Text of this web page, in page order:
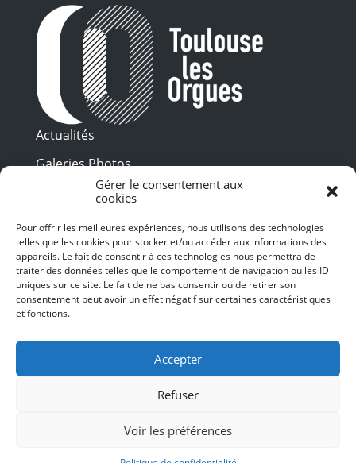
Gérer le consentement aux
cookies
Pour offrir les meilleures expériences, nous utilisons des technologies
telles que les cookies pour stocker et/ou accéder aux informations des
appareils. Le fait de consentir à ces technologies nous permettra de
traiter des données telles que le comportement de navigation ou les ID
uniques sur ce site. Le fait de ne pas consentir ou de retirer son
consentement peut avoir un effet négatif sur certaines caractéristiques
et fonctions.
Accepter
Refuser
Voir les préférences
Actualités
Galeries Photos
Vidéothèque
Presse
Programme PDF
Billetterie
Recrutement
Mentions légales
Politique de confidentialité
SUIVEZ-NOUS
© 2024 Toulouse les Orgues – Tous droits